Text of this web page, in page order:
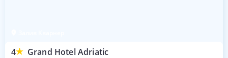
4 Grand Hotel Adriatic